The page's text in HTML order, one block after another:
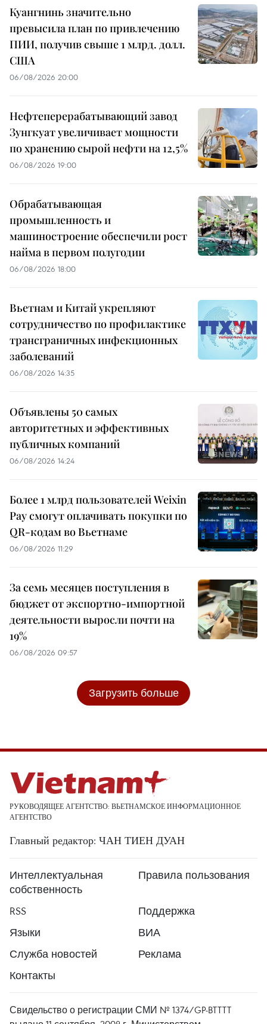
Куангнинь значительно
превысила план по привлечению
ПИИ, получив свыше 1 млрд. долл.
США
06/08/2026 20:00
Нефтеперерабатывающий завод
Зунгкуат увеличивает мощности
по хранению сырой нефти на 12,5%
06/08/2026 19:00
Обрабатывающая
промышленность и
машиностроение обеспечили рост
найма в первом полугодии
06/08/2026 18:00
Вьетнам и Китай укрепляют
сотрудничество по профилактике
трансграничных инфекционных
заболеваний
06/08/2026 14:35
Объявлены 50 самых
авторитетных и эффективных
публичных компаний
06/08/2026 14:24
Более 1 млрд пользователей Weixin
Pay смогут оплачивать покупки по
QR-кодам во Вьетнаме
06/08/2026 11:29
За семь месяцев поступления в
бюджет от экспортно-импортной
деятельности выросли почти на
19%
06/08/2026 09:57
Загрузить больше
РУКОВОДЯЩЕЕ АГЕНТСТВО: ВЬЕТНАМСКОЕ ИНФОРМАЦИОННОЕ
АГЕНТСТВО
Главный редактор: ЧАН ТИЕН ДУАН
Интеллектуальная
собственность
Правила пользования
RSS
Поддержка
Языки
ВИА
Служба новостей
Реклама
Контакты
Свидельство о регистрации СМИ № 1374/GP-BTTTT